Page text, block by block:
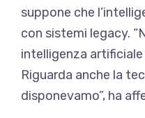
suppone che
con sistemi legacy.
intelligenza
Riguarda anche la
disponevamo”, ha